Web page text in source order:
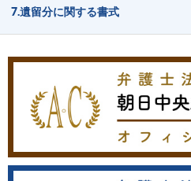
7.遺留分に関する書式